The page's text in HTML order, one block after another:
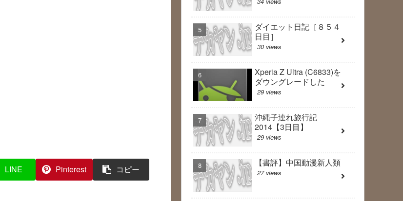
LINE Pinterest コピー
ダイエット日記［８５４
日目］
30 views
Xperia Z Ultra (C6833)を
ダウングレードした
29 views
沖縄子連れ旅行記
2014【3日目】
29 views
【書評】中国動漫新人類
27 views